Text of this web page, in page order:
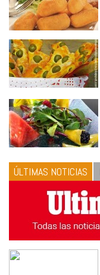
ÚLTIMAS NOTICIAS